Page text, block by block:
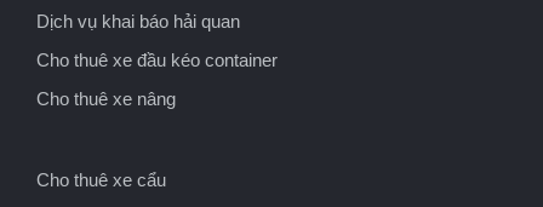
Dịch vụ khai báo hải quan
Cho thuê xe đầu kéo container
Cho thuê xe nâng
Cho thuê xe cẩu